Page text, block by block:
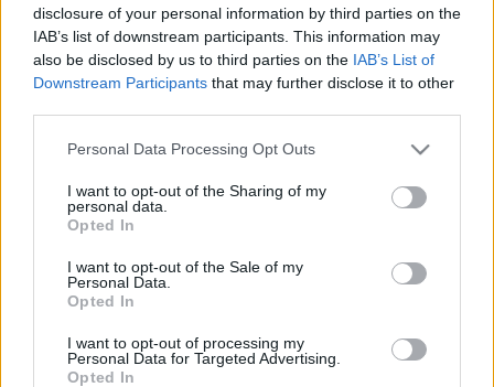
disclosure of your personal information by third parties on the
IAB’s list of downstream participants. This information may
also be disclosed by us to third parties on the IAB’s List of
Downstream Participants that may further disclose it to other
Please note that this website/app uses one or more Google
not limited to your visit or usage behaviour. You may click to
grant or deny consent to Google and its third-party tags to
use your data for below specified purposes in below Google
consent section.
Personal Data Processing Opt Outs
I want to opt-out of the Sharing of my
personal data.
Opted In
I want to opt-out of the Sale of my
Personal Data.
Opted In
I want to opt-out of processing my
Personal Data for Targeted Advertising.
Opted In
Aktuális
Paks II.: Mit jelent az 5. blokk új
árnyékában?
másodfokúra csökken a riasztás